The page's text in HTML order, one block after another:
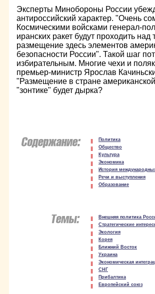
Эксперты Минобороны России
антироссийский характер. "Очень
Космическими войсками генерал-
иранских ракет будут проходить
размещение здесь элементов
безопасности России". Такой шаг
избирательным. Многие чехи и
премьер-министр Ярослав
"Размещение в стране
"зонтике" будет дырка?
Политика
Общество
Культура
Экономика
История
Речи и выступления
Образование
Внешняя политика
Стратегические
Экология
Корея
Ближний Восток
Украина
Экономическая
СНГ
Прибалтика
Европейский союз